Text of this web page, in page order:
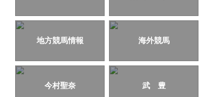
地方競馬情報 海外競馬
今村聖奈 武 豊